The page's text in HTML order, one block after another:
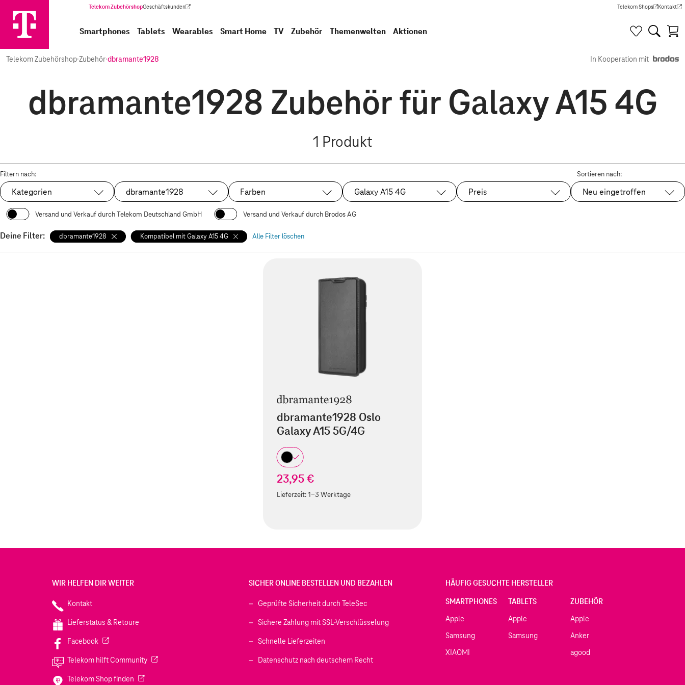
Telekom ZubehörshopGeschäftskunden
(Wird in einem neuen Tab geöffnet) Telekom Shops
(Wird in einem neuen Tab
Kontakt
(Wird in
Smartphones Tablets Wearables Smart Home TV Zubehör Themenwelten Aktionen
Telekom Zubehörshop·Zubehör·dbramante1928 In Kooperation mit
dbramante1928 Zubehör für Galaxy A15 4G
1 Produkt
Filtern nach:
Kategorien Ausgewählt:
dbramante1928 Farben Ausgewählt:
Galaxy A15 4G Preis
Sortieren nach:
Ausgewählt:
Neu eingetroffen
Versand und Verkauf durch Telekom Deutschland GmbH Versand und Verkauf durch Brodos AG
Deine Filter: dbramante1928 Kompatibel mit Galaxy A15 4G Alle Filter löschen
dbramante1928 Oslo
Galaxy A15 5G/4G
23,95 €
Lieferzeit:1-3 Werktage
WIR HELFEN DIR WEITER
Kontakt
Lieferstatus & Retoure
Facebook(Wird in einem neuen Tab geöffnet)
Telekom hilft Community(Wird in einem neuen Tab geöffnet)
Telekom Shop finden (Wird in einem neuen Tab geöffnet)
SICHER ONLINE BESTELLEN UND BEZAHLEN
Geprüfte Sicherheit durch TeleSec
Sichere Zahlung mit SSL-Verschlüsselung
Schnelle Lieferzeiten
Datenschutz nach deutschem Recht
HÄUFIG GESUCHTE HERSTELLER
SMARTPHONES
Apple
Samsung
XIAOMI
TABLETS
Apple
Samsung
ZUBEHÖR
Apple
Anker
agood